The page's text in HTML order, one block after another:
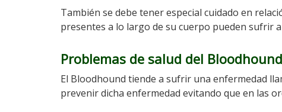
También se debe tener especial cuidado en
presentes a lo largo de su cuerpo pueden sufrir
Problemas de salud del Bloodhound
El Bloodhound tiende a sufrir una enfermedad
prevenir dicha enfermedad evitando que en las